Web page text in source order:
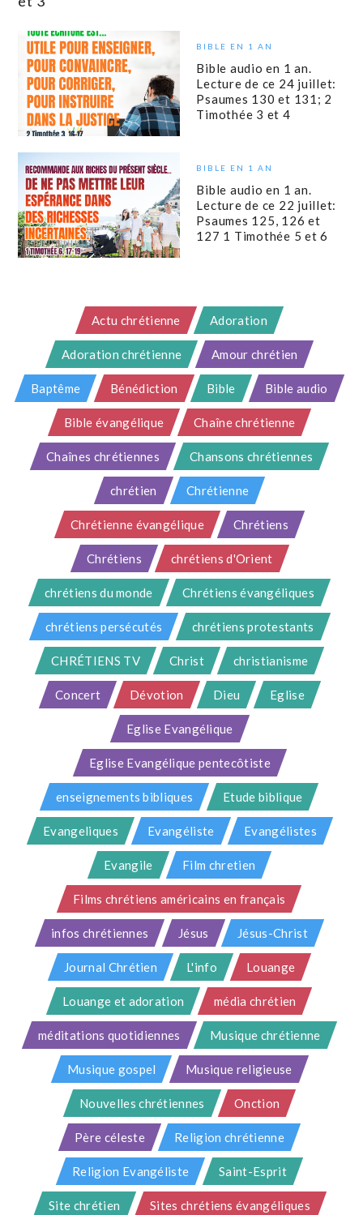
BIBLE EN 1 AN
Bible audio en 1 an.
Lecture de ce 24 juillet:
Psaumes 130 et 131; 2
Timothée 3 et 4
BIBLE EN 1 AN
Bible audio en 1 an.
Lecture de ce 22 juillet:
Psaumes 125, 126 et
127 1 Timothée 5 et 6
Actu chrétienne Adoration
Adoration chrétienne Amour chrétien
Baptême Bénédiction Bible Bible audio
Bible évangélique Chaîne chrétienne
Chaînes chrétiennes Chansons chrétiennes
chrétien Chrétienne
Chrétienne évangélique Chrétiens
Chrétiens chrétiens d'Orient
chrétiens du monde Chrétiens évangéliques
chrétiens persécutés chrétiens protestants
CHRÉTIENS TV Christ christianisme
Concert Dévotion Dieu Eglise
Eglise Evangélique
Eglise Evangélique pentecôtiste
enseignements bibliques Etude biblique
Evangeliques Evangéliste Evangélistes
Evangile Film chretien
Films chrétiens américains en français
infos chrétiennes Jésus Jésus-Christ
Journal Chrétien L'info Louange
Louange et adoration média chrétien
méditations quotidiennes Musique chrétienne
Musique gospel Musique religieuse
Nouvelles chrétiennes Onction
Père céleste Religion chrétienne
Religion Evangéliste Saint-Esprit
Site chrétien Sites chrétiens évangéliques